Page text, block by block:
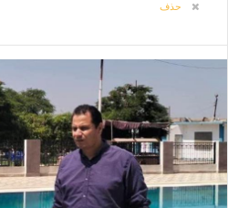
حذف